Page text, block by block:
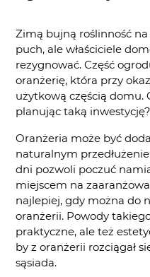
Zimą bujną roślinność
puch, ale właściciele
rezygnować. Część
oranżerię, która przy
użytkową częścią domu.
planując taką inwestycję?
Oranżeria może być
naturalnym
dni pozwoli poczuć
miejscem na
najlepiej, gdy można do
oranżerii. Powody
praktyczne, ale też
by z oranżerii rozciągał
sąsiada.